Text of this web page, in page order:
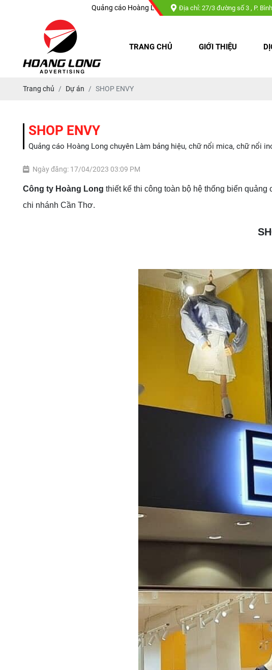
Quảng cáo Hoàng Long chuyên : Làm bảng hiệu, chữ nổi mica, chữ nổi inox,
Địa chỉ: 27/3 đường số 3 , P.
TRANG CHỦ GIỚI THIỆU
Trang chủ Dự án SHOP ENVY
SHOP ENVY
Quảng cáo Hoàng Long chuyên Làm bảng hiệu, chữ nổi mica, chữ nổi
Ngày đăng: 17/04/2023 03:09 PM
Công ty Hoàng Long thiết kế thi công toàn bộ hệ thống biển
chi nhánh Cần Thơ.